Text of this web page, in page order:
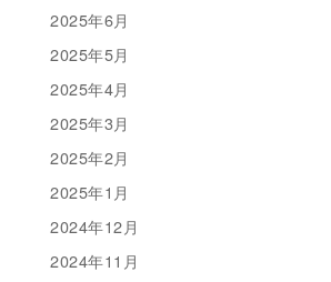
2025年6月
2025年5月
2025年4月
2025年3月
2025年2月
2025年1月
2024年12月
2024年11月